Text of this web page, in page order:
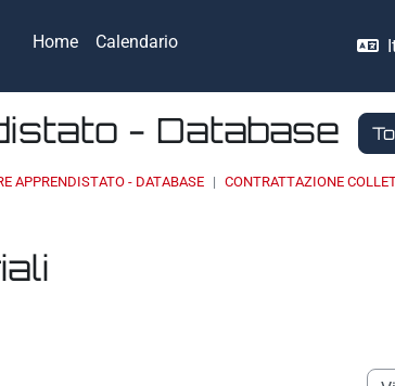
Home Calendario
- Database
APPRENDISTATO - DATABASE
CONTRATTAZIONE